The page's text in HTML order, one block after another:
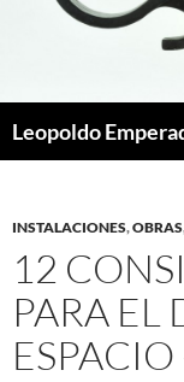
Leopoldo
INSTALACIONES,OBRAS
12
PARA EL